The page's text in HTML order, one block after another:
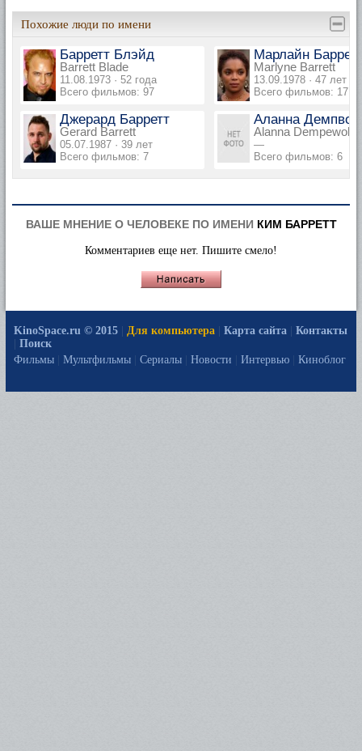
Похожие люди по имени
Барретт Блэйд
Barrett Blade
11.08.1973 · 52 года
Всего фильмов: 97
Марлайн
Marlyne Barrett
13.09.1978 · 47 лет
Всего фильмов: 17
Джерард Барретт
Gerard Barrett
05.07.1987 · 39 лет
Всего фильмов: 7
Аланна
Alanna
—
Всего фильмов: 6
ВАШЕ МНЕНИЕ О ЧЕЛОВЕКЕ ПО ИМЕНИ КИМ БАРРЕТТ
Комментариев еще нет. Пишите смело!
KinoSpace.ru © 2015 Для компьютера Карта сайта
Контакты
Поиск
Фильмы
Мультфильмы Сериалы Новости Интервью Киноблог